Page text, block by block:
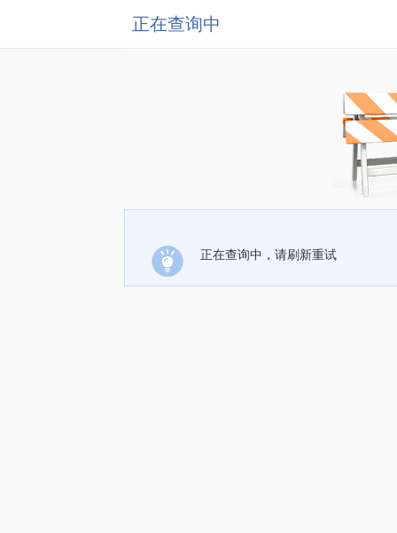
正在查询中
正在查询中，请刷新重试